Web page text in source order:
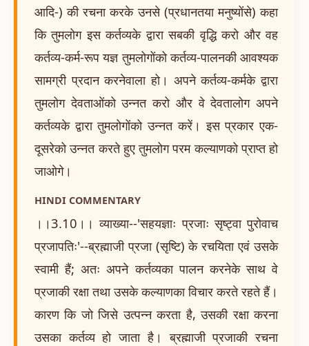
आदि-) की रचना करके उनसे (प्रधानतया मनुष्योंसे) कहा
कि तुमलोग इस कर्तव्यके द्वारा सबकी वृद्धि करो और वह
कर्तव्य-कर्म-रूप यज्ञ तुमलोगोंको कर्तव्य-पालनकी आवश्यक
सामग्री प्रदान करनेवाला हो। अपने कर्तव्य-कर्मके द्वारा
तुमलोग देवताओंको उन्नत करो और वे देवतालोग अपने
कर्तव्यके द्वारा तुमलोगोंको उन्नत करें। इस प्रकार एक-
दूसरेको उन्नत करते हुए तुमलोग परम कल्याणको प्राप्त हो
जाओगे।
HINDI COMMENTARY
।।3.10।। व्याख्या--'सहयज्ञाः प्रजाः सृष्ट्वा पुरोवाच
प्रजापतिः'--ब्रह्माजी प्रजा (सृष्टि) के रचयिता एवं उसके
स्वामी हैं; अतः अपने कर्तव्यका पालन करनेके साथ वे
प्रजाकी रक्षा तथा उसके कल्याणका विचार करते रहते हैं।
कारण कि जो जिसे उत्पन्न करता है, उसकी रक्षा करना
उसका कर्तव्य हो जाता है। ब्रह्माजी प्रजाकी रचना